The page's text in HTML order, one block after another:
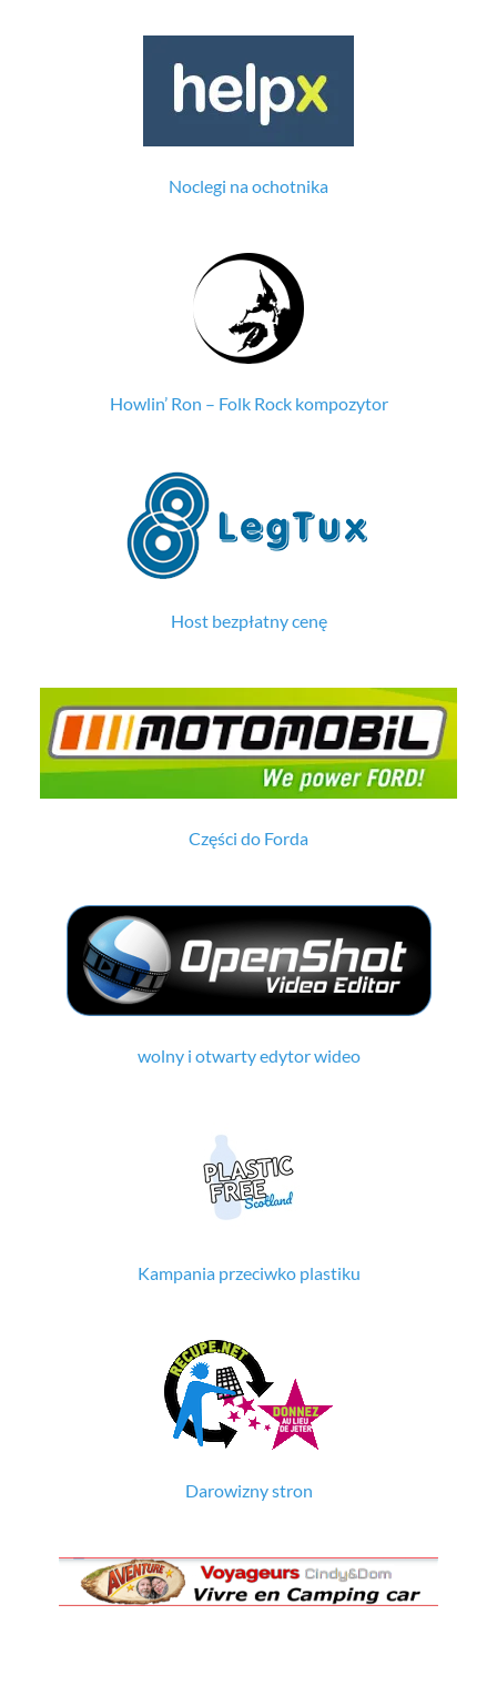
Noclegi na ochotnika
Howlin’ Ron – Folk Rock kompozytor
Host bezpłatny cenę
Części do Forda
wolny i otwarty edytor wideo
Kampania przeciwko plastiku
Darowizny stron